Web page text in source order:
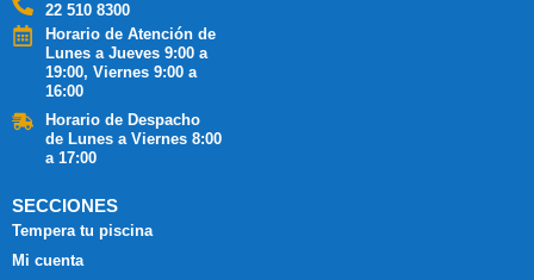
22 510 8300
Horario de Atención de
Lunes a Jueves 9:00 a
19:00, Viernes 9:00 a
16:00
Horario de Despacho
de Lunes a Viernes 8:00
a 17:00
SECCIONES
Tempera tu piscina
Mi cuenta